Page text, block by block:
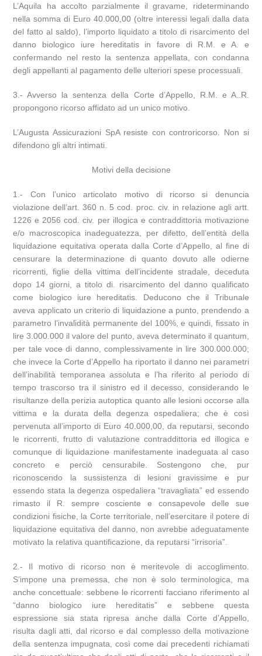
L’Aquila ha accolto parzialmente il gravame, rideterminando
nella somma di Euro 40.000,00 (oltre interessi legali dalla data
del fatto al saldo), l’importo liquidato a titolo di risarcimento del
danno biologico iure hereditatis in favore di R.M. e A. e
confermando nel resto la sentenza appellata, con condanna
degli appellanti al pagamento delle ulteriori spese processuali.
3.- Avverso la sentenza della Corte d’Appello, R.M. e A..R.
propongono ricorso affidato ad un unico motivo.
L’Augusta Assicurazioni SpA resiste con controricorso. Non si
difendono gli altri intimati.
Motivi della decisione
1.- Con l’unico articolato motivo di ricorso si denuncia
violazione dell’art. 360 n. 5 cod. proc. civ. in relazione agli artt.
1226 e 2056 cod. civ. per illogica e contraddittoria motivazione
e/o macroscopica inadeguatezza, per difetto, dell’entità della
liquidazione equitativa operata dalla Corte d’Appello, al fine di
censurare la determinazione di quanto dovuto alle odierne
ricorrenti, figlie della vittima dell’incidente stradale, deceduta
dopo 14 giorni, a titolo di. risarcimento del danno qualificato
come biologico iure hereditatis. Deducono che il Tribunale
aveva applicato un criterio di liquidazione a punto, prendendo a
parametro l’invalidità permanente del 100%, e quindi, fissato in
lire 3.000.000 il valore del punto, aveva determinato il quantum,
per tale voce di danno, complessivamente in lire 300.000.000;
che invece la Corte d’Appello ha riportato il danno nei parametri
dell’inabilità temporanea assoluta e l’ha riferito al periodo di
tempo trascorso tra il sinistro ed il decesso, considerando le
risultanze della perizia autoptica quanto alle lesioni occorse alla
vittima e la durata della degenza ospedaliera; che è così
pervenuta all’importo di Euro 40.000,00, da reputarsi, secondo
le ricorrenti, frutto di valutazione contraddittoria ed illogica e
comunque di liquidazione manifestamente inadeguata al caso
concreto e perciò censurabile. Sostengono che, pur
riconoscendo la sussistenza di lesioni gravissime e pur
essendo stata la degenza ospedaliera “travagliata” ed essendo
rimasto il R. sempre cosciente e consapevole delle sue
condizioni fisiche, la Corte territoriale, nell’esercitare il potere di
liquidazione equitativa del danno, non avrebbe adeguatamente
motivato la relativa quantificazione, da reputarsi “irrisoria”.
2.- Il motivo di ricorso non è meritevole di accoglimento.
S’impone una premessa, che non è solo terminologica, ma
anche concettuale: sebbene le ricorrenti facciano riferimento al
“danno biologico iure hereditatis” e sebbene questa
espressione sia stata ripresa anche dalla Corte d’Appello,
risulta dagli atti, dal ricorso e dal complesso della motivazione
della sentenza impugnata, così come dai precedenti richiamati